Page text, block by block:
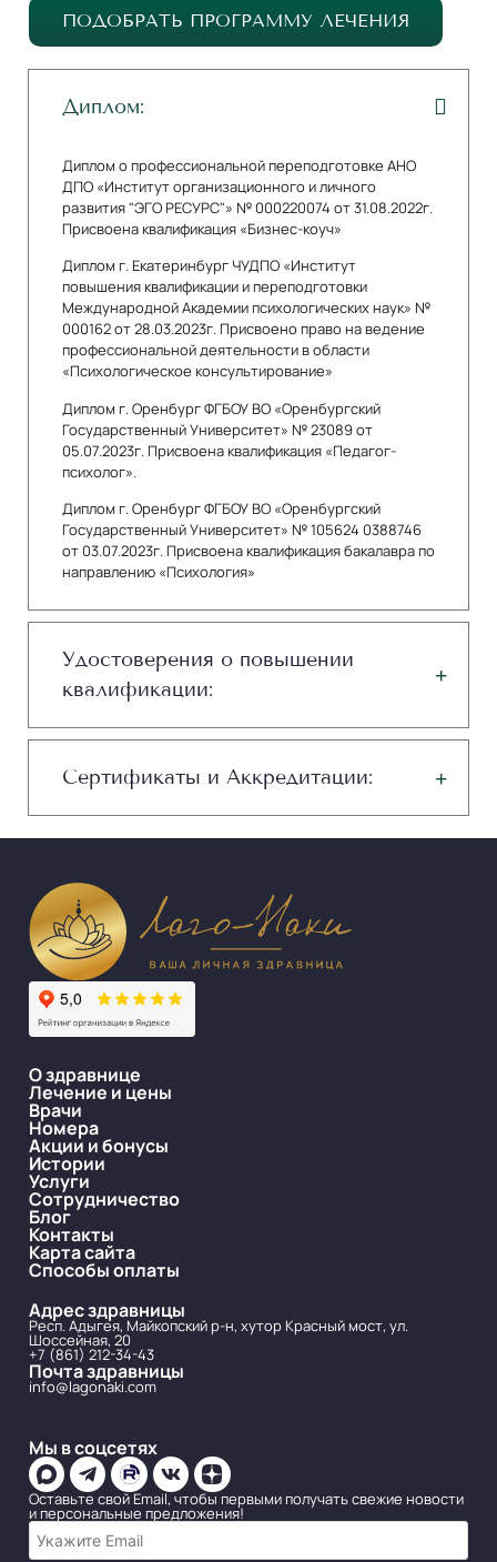
ПОДОБРАТЬ ПРОГРАММУ ЛЕЧЕНИЯ
Диплом:
Диплом о профессиональной переподготовке АНО
ДПО «Институт организационного и личного
развития "ЭГО РЕСУРС"» № 000220074 от 31.08.2022г.
Присвоена квалификация «Бизнес-коуч»
Диплом г. Екатеринбург ЧУДПО «Институт
повышения квалификации и переподготовки
Международной Академии психологических наук» №
000162 от 28.03.2023г. Присвоено право на ведение
профессиональной деятельности в области
«Психологическое консультирование»
Диплом г. Оренбург ФГБОУ ВО «Оренбургский
Государственный Университет» № 23089 от
05.07.2023г. Присвоена квалификация «Педагог-
психолог».
Диплом г. Оренбург ФГБОУ ВО «Оренбургский
Государственный Университет» № 105624 0388746
от 03.07.2023г. Присвоена квалификация бакалавра по
направлению «Психология»
Удостоверения о повышении
квалификации:
Сертификаты и Аккредитации:
О здравнице
Лечение и цены
Врачи
Номера
Акции и бонусы
Истории
Услуги
Сотрудничество
Блог
Контакты
Карта сайта
Способы оплаты
Адрес здравницы
Респ. Адыгея, Майкопский р-н, хутор Красный мост, ул.
Шоссейная, 20
+7 (861) 212-34-43
Почта здравницы
info@lagonaki.com
Мы в соцсетях
Оставьте свой Email, чтобы первыми получать свежие новости
и персональные предложения!